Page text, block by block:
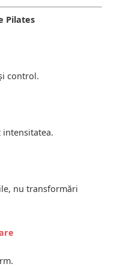
Pilates
control.
intensitatea.
nu transformări